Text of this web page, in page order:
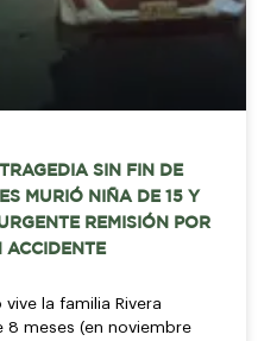
SIN FIN DE
MURIÓ NIÑA DE 15 Y
REMISIÓN POR
ACCIDENTE
la familia Rivera
8 meses (en noviembre